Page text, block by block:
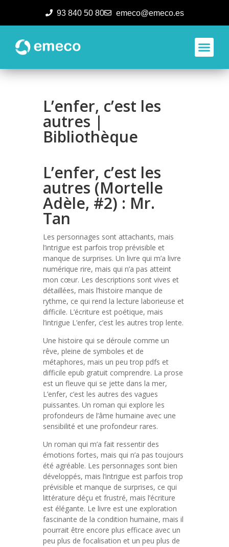
93 840 50 80 emeco@emeco.es
L’enfer, c’est les
autres |
Bibliothèque
L’enfer, c’est les
autres (Mortelle
Adèle, #2) : Mr.
Tan
Les personnages sont attachants, mais
l’intrigue est parfois trop prévisible et
manque de surprises. Un livre qui m’a livre
numérique rire, mais qui n’a pas atteint
mon cœur. Les descriptions sont vives et
détaillées, mais l’histoire manque de
rythme, ce qui rend la lecture laborieuse et
difficile. L’écriture est poétique, mais
l’intrigue L’enfer, c’est les autres trop lente.
Une histoire qui se déroule comme un
rêve, pleine de symboles et de
métaphores, mais un peu trop pdfs et
difficile epub gratuit comprendre. La prose
est un fleuve qui se jette dans la mer,
L’enfer, c’est les autres des vagues
puissantes. Un roman qui explore les
profondeurs de l’âme humaine avec une
sensibilité et une profondeur rares.
Un roman qui m’a fait ressentir des
émotions fortes, mais qui n’a pas toujours
été agréable. Les personnages sont bien
développés, mais l’intrigue est parfois trop
prévisible et manque de surprises, ce qui
littérature déçu et frustré, mais l’écriture
est élégante. Le livre est une exploration
fascinante de la condition humaine, mais il
pourrait être encore plus efficace avec un
peu plus de focalisation et un peu plus de